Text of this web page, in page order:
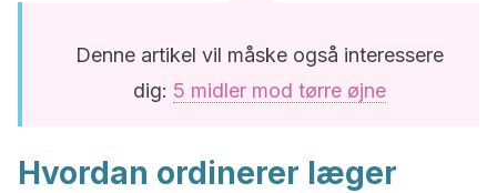
Denne artikel vil måske også interessere
dig: 5 midler mod tørre øjne
Hvordan ordinerer læger